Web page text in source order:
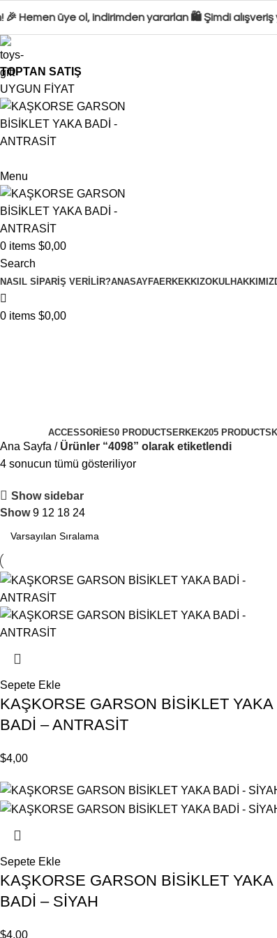
üye ol, indirimden yararlan 🛍️ Şimdi alışveriş
TOPTAN SATIŞ
UYGUN FİYAT
Menu
0 items $0,00
Search
NASIL SIPARIŞ VERILIR?ANASAYFAERKEKKIZOKUL
0 items $0,00
ACCESSORIES0 PRODUCTS ERKEK205 PRODUCTS
Ana Sayfa
Ürünler “4098” olarak etiketlendi
4 sonucun tümü gösteriliyor
Show sidebar
Show9 12 18 24
Sepete Ekle
KAŞKORSE GARSON BİSİKLET YAKA
BADİ – ANTRASİT
$4,00
Sepete Ekle
KAŞKORSE GARSON BİSİKLET YAKA
BADİ – SİYAH
$4,00